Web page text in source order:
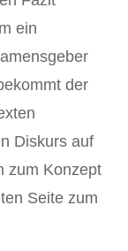
ein
der
Diskurs auf
zum Konzept
Seite zum